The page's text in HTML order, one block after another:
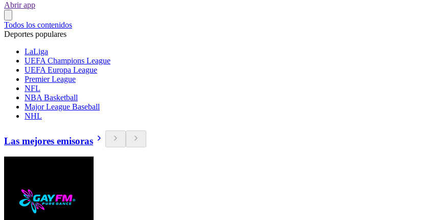
Abrir app
Todos los contenidos
Deportes populares
LaLiga
UEFA Champions League
UEFA Europa League
Premier League
NFL
NBA Basketball
Major League Baseball
NHL
Las mejores emisoras